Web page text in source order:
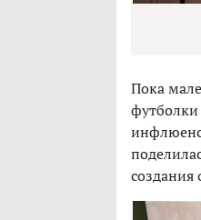
Пока
создания